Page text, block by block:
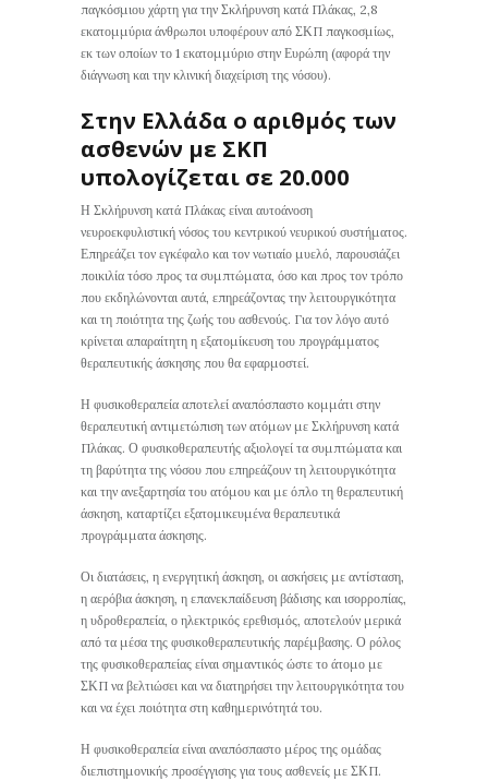
παγκόσμιου χάρτη για την Σκλήρυνση κατά Πλάκας, 2,8
εκατομμύρια άνθρωποι υποφέρουν από ΣΚΠ παγκοσμίως,
εκ των οποίων το 1 εκατομμύριο στην Ευρώπη (αφορά την
διάγνωση και την κλινική διαχείριση της νόσου).
Στην Ελλάδα ο αριθμός των
ασθενών με ΣΚΠ
υπολογίζεται σε 20.000
Η Σκλήρυνση κατά Πλάκας είναι αυτοάνοση
νευροεκφυλιστική νόσος του κεντρικού νευρικού συστήματος.
Επηρεάζει τον εγκέφαλο και τον νωτιαίο μυελό, παρουσιάζει
ποικιλία τόσο προς τα συμπτώματα, όσο και προς τον τρόπο
που εκδηλώνονται αυτά, επηρεάζοντας την λειτουργικότητα
και τη ποιότητα της ζωής του ασθενούς. Για τον λόγο αυτό
κρίνεται απαραίτητη η εξατομίκευση του προγράμματος
θεραπευτικής άσκησης που θα εφαρμοστεί.
Η φυσικοθεραπεία αποτελεί αναπόσπαστο κομμάτι στην
θεραπευτική αντιμετώπιση των ατόμων με Σκλήρυνση κατά
Πλάκας. Ο φυσικοθεραπευτής αξιολογεί τα συμπτώματα και
τη βαρύτητα της νόσου που επηρεάζουν τη λειτουργικότητα
και την ανεξαρτησία του ατόμου και με όπλο τη θεραπευτική
άσκηση, καταρτίζει εξατομικευμένα θεραπευτικά
προγράμματα άσκησης.
Οι διατάσεις, η ενεργητική άσκηση, οι ασκήσεις με αντίσταση,
η αερόβια άσκηση, η επανεκπαίδευση βάδισης και ισορροπίας,
η υδροθεραπεία, ο ηλεκτρικός ερεθισμός, αποτελούν μερικά
από τα μέσα της φυσικοθεραπευτικής παρέμβασης. Ο ρόλος
της φυσικοθεραπείας είναι σημαντικός ώστε το άτομο με
ΣΚΠ να βελτιώσει και να διατηρήσει την λειτουργικότητα του
και να έχει ποιότητα στη καθημερινότητά του.
Η φυσικοθεραπεία είναι αναπόσπαστο μέρος της ομάδας
διεπιστημονικής προσέγγισης για τους ασθενείς με ΣΚΠ.